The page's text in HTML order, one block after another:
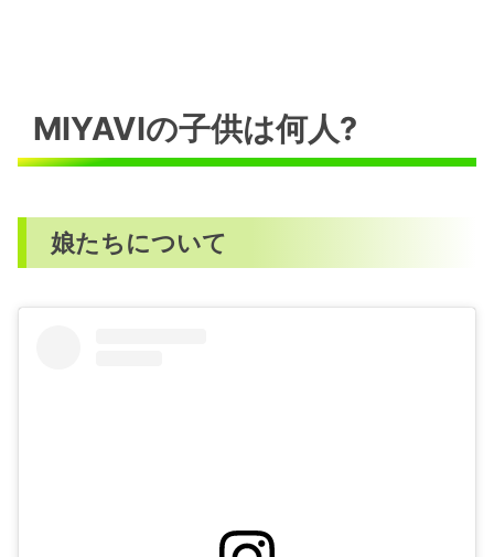
MIYAVIの子供は何人?
娘たちについて